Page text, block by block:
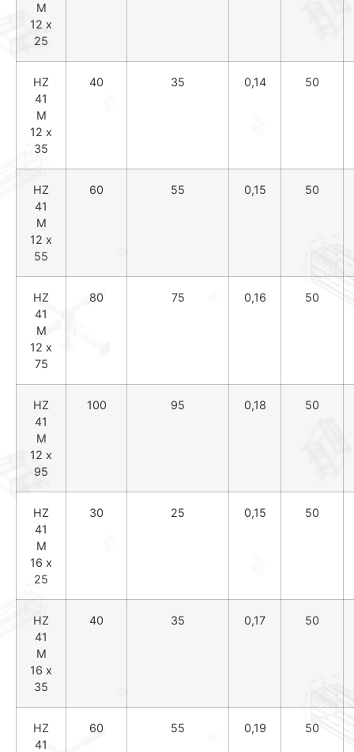
M
12 x
25
HZ
41
M
12 x
35
40 35 0,14 50
HZ
41
M
12 x
55
60 55 0,15 50
HZ
41
M
12 x
75
80 75 0,16 50
HZ
41
M
12 x
95
100 95 0,18 50
HZ
41
M
16 x
25
30 25 0,15 50
HZ
41
M
16 x
35
40 35 0,17 50
HZ
41
60 55 0,19 50